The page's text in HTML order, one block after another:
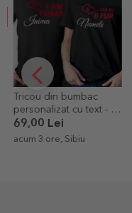
Felicitare personalizată
cu poză și text -
Elegance
10,99 Lei
acum 3 ore, Sibiu